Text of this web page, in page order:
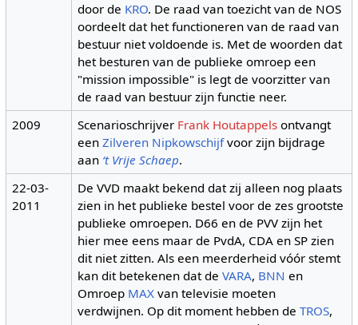
door de KRO. De raad van toezicht van de NOS
oordeelt dat het functioneren van de raad van
bestuur niet voldoende is. Met de woorden dat
het besturen van de publieke omroep een
"mission impossible" is legt de voorzitter van
de raad van bestuur zijn functie neer.
2009
Scenarioschrijver Frank Houtappels ontvangt
eenZilveren Nipkowschijfvoor zijn bijdrage
aan ‘t Vrije Schaep.
22-03-
2011
De VVD maakt bekend dat zij alleen nog plaats
zien in het publieke bestel voor de zes grootste
publieke omroepen. D66 en de PVV zijn het
hier mee eens maar de PvdA, CDA en SP zien
dit niet zitten. Als een meerderheid vóór stemt
kan dit betekenen dat deVARA, BNN en
Omroep MAX van televisie moeten
verdwijnen. Op dit moment hebben deTROS,